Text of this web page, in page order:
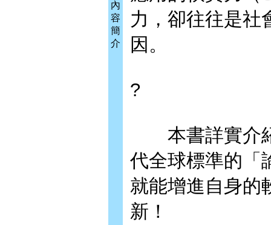
內
容
簡
介
力，卻往往是社
因。
?
本書詳實介紹
代全球標準的「
就能增進自身的
新！